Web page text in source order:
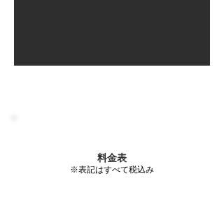
料金表
※表記はすべて税込み